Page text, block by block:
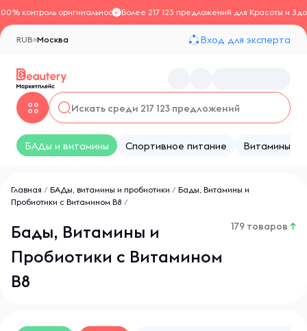
контроль оригинальностиБолее 217 123 предложений для Красоты и
Москва
RUB Вход для эксперта
БАДы и витамины Спортивное питание Витамины
Главная / БАДы, витамины и пробиотики / Бады, Витамины и
Пробиотики с Витамином B8 /
Бады, Витамины и
Пробиотики с Витамином
B8
179 товаров ↑